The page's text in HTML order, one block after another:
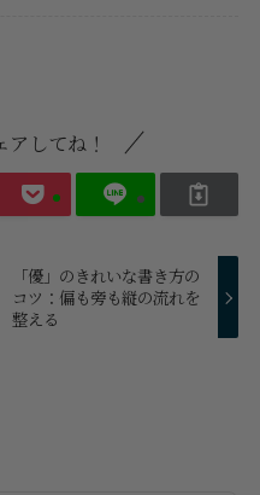
してね！
「優」のきれいな書き方の
コツ：偏も旁も縦の流れを
整える